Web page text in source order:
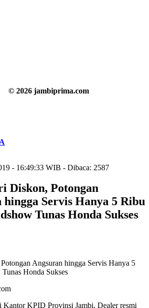
© 2026 jambiprima.com
- 16:49:33 WIB - Dibaca: 2587
Diskon, Potongan
hingga Servis Hanya 5 Ribu
Tunas Honda Sukses
KPID Provinsi Jambi, Dealer resmi